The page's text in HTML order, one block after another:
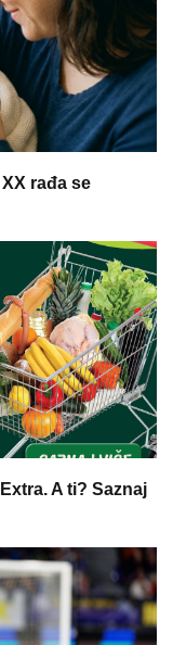
rađa se
A ti? Saznaj